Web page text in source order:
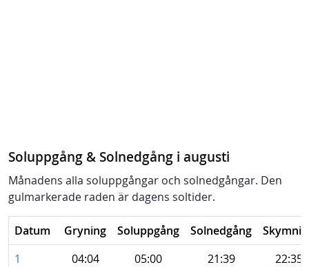
Soluppgång & Solnedgång i augusti
Månadens alla soluppgångar och solnedgångar. Den
gulmarkerade raden är dagens soltider.
Datum Gryning Soluppgång Solnedgång
1
04:04 05:00 21:39 22:35